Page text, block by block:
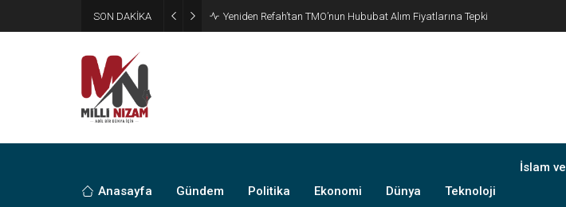
SON DAKİKA CHP’de Günaydın ve Başarır’ın grup başkanvekilliği düştü
Anasayfa Gündem Politika Ekonomi Dünya Teknoloji
İslam ve